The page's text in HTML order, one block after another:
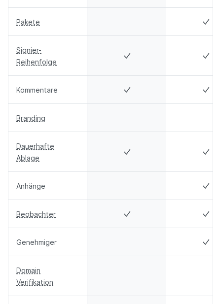
Pakete
Signier-
Reihenfolge
Kommentare
Branding
Dauerhafte
Ablage
Anhänge
Beobachter
Genehmiger
Domain
Verifikation